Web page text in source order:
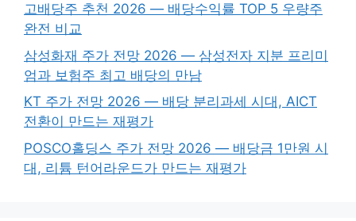
고배당주 추천 2026 — 배당수익률 TOP 5 우량주
완전 비교
삼성화재 주가 전망 2026 — 삼성전자 지분 프리미
엄과 보험주 최고 배당의 만남
KT 주가 전망 2026 — 배당 분리과세 시대, AICT
전환이 만드는 재평가
POSCO홀딩스 주가 전망 2026 — 배당금 1만원 시
대, 리튬 턴어라운드가 만드는 재평가